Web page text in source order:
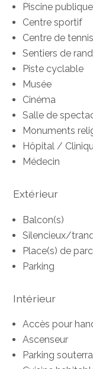
Piscine publique
Centre sportif
Centre de tennis
Sentiers de
Piste cyclable
Musée
Cinéma
Salle de
Monuments
Hôpital /
Médecin
Extérieur
Balcon(s)
Silencieux/
Place(s) de
Parking
Intérieur
Accès pour
Ascenseur
Parking